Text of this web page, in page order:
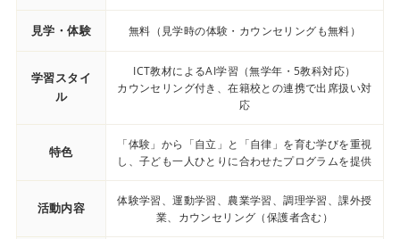
見学・体験 無料（見学時の体験・カウンセリングも無料）
学習スタイ
ル
ICT教材によるAI学習（無学年・5教科対応）
カウンセリング付き、在籍校との連携で出席扱い対
応
特色
「体験」から「自立」と「自律」を育む学びを重視
し、子ども一人ひとりに合わせたプログラムを提供
活動内容
体験学習、運動学習、農業学習、調理学習、課外授
業、カウンセリング（保護者含む）